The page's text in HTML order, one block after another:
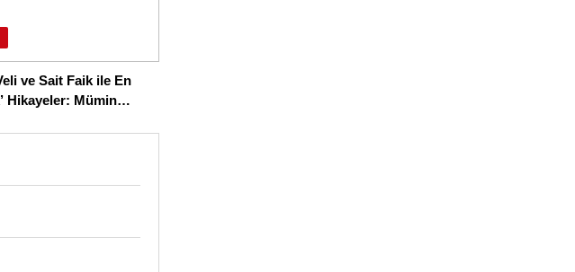
ve Sait Faik ile En
Hikayeler: Mümin